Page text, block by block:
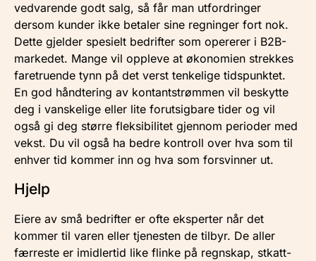
vedvarende godt salg, så får man utfordringer
dersom kunder ikke betaler sine regninger fort nok.
Dette gjelder spesielt bedrifter som opererer i B2B-
markedet. Mange vil oppleve at økonomien strekkes
faretruende tynn på det verst tenkelige tidspunktet.
En god håndtering av kontantstrømmen vil beskytte
deg i vanskelige eller lite forutsigbare tider og vil
også gi deg større fleksibilitet gjennom perioder med
vekst. Du vil også ha bedre kontroll over hva som til
enhver tid kommer inn og hva som forsvinner ut.
Hjelp
Eiere av små bedrifter er ofte eksperter når det
kommer til varen eller tjenesten de tilbyr. De aller
færreste er imidlertid like flinke på regnskap, stkatt-